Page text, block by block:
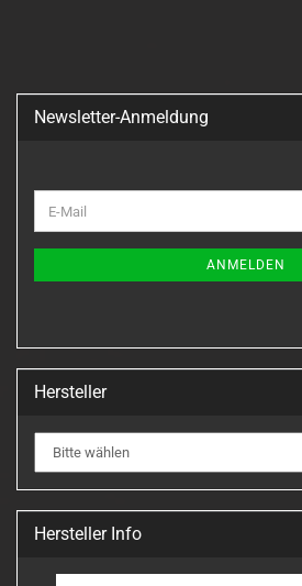
Newsletter-Anmeldung
ZUR
E-
Mail
ANMELDEN
Hersteller
Hersteller Info